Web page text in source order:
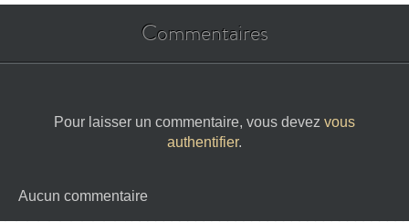
Commentaires
Pour laisser un commentaire, vous devez vous
authentifier.
Aucun commentaire